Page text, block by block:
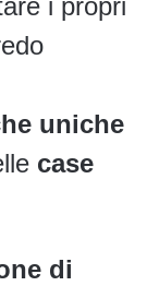
i propri
uniche
case
di